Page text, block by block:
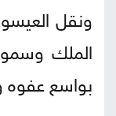
ونقل
الملك وسمو
بواسع عفوه